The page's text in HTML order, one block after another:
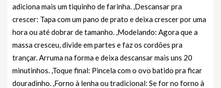
adiciona mais um tiquinho de farinha. ,Descansar pra
crescer: Tapa com um pano de prato e deixa crescer por uma
hora ou até dobrar de tamanho. ,Modelando: Agora que a
massa cresceu, divide em partes e faz os cordões pra
trançar. Arruma na forma e deixa descansar mais uns 20
minutinhos. ,Toque final: Pincela com o ovo batido pra ficar
douradinho. ,Forno à lenha ou tradicional: Se for no forno à